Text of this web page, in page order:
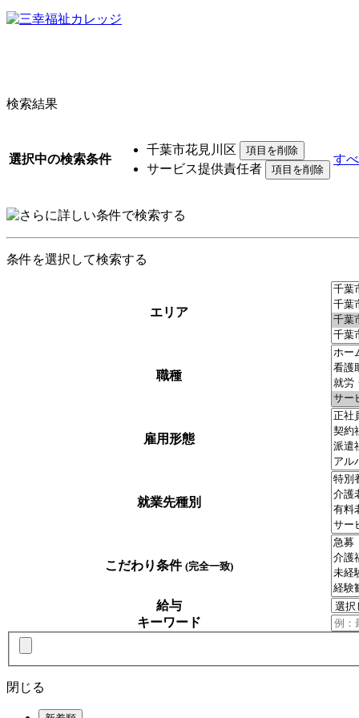
検索結果
選択中の検索条件
千葉市花見川区
サービス提供責任者
す
条件を選択して検索する
エリア
職種
雇用形態
就業先種別
こだわり条件 (完全一致)
給与
キーワード
閉じる